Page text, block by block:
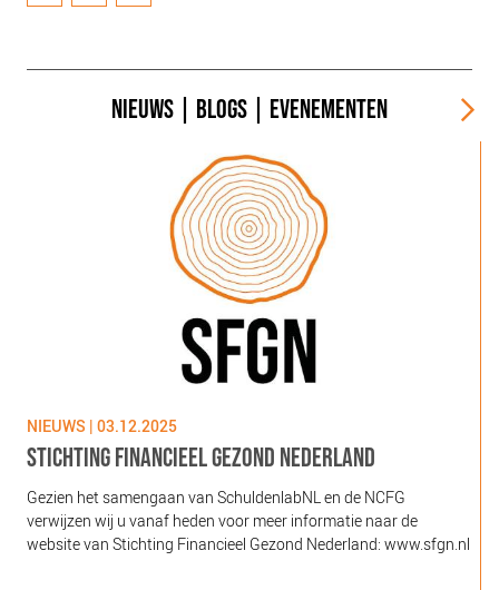
NIEUWS BLOGS EVENEMENTEN
NIEUWS | 03.12.2025
STICHTING FINANCIEEL GEZOND NEDERLAND
Gezien het samengaan van SchuldenlabNL en de NCFG
verwijzen wij u vanaf heden voor meer informatie naar de
website van Stichting Financieel Gezond Nederland: www.sfgn.nl